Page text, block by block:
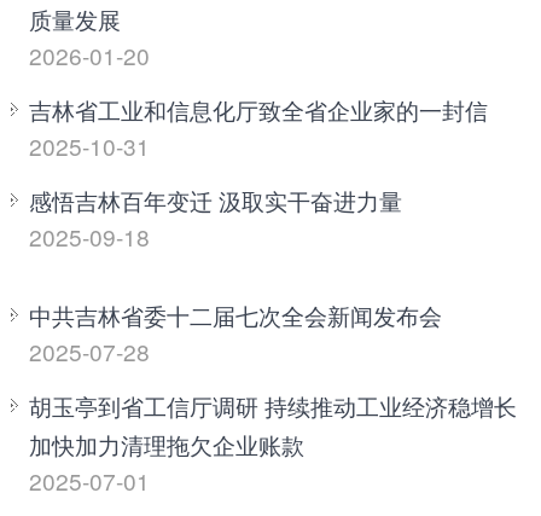
质量发展
2026-01-20
吉林省工业和信息化厅致全省企业家的一封信
2025-10-31
感悟吉林百年变迁 汲取实干奋进力量
2025-09-18
中共吉林省委十二届七次全会新闻发布会
2025-07-28
胡玉亭到省工信厅调研 持续推动工业经济稳增长
加快加力清理拖欠企业账款
2025-07-01